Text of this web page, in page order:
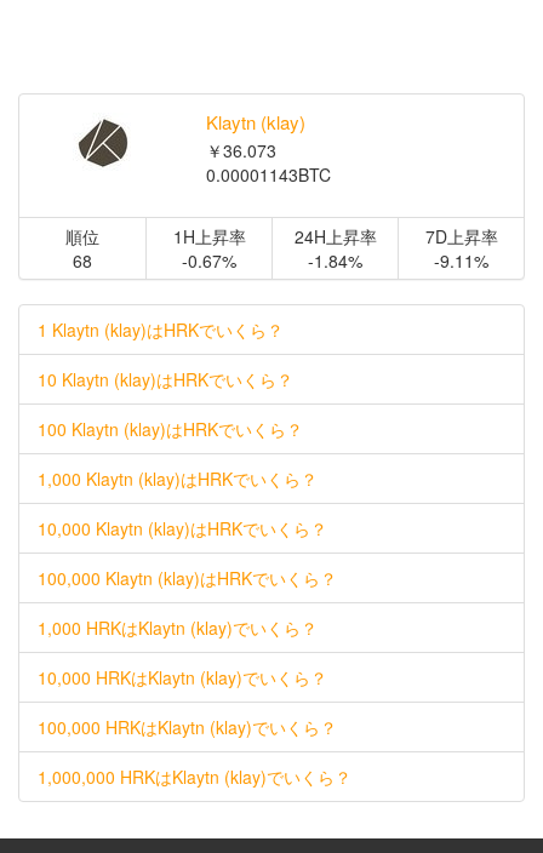
Klaytn (klay)
￥36.073
0.00001143BTC
順位
68
1H上昇率
-0.67%
24H上昇率
-1.84%
7D上昇率
-9.11%
1 Klaytn (klay)はHRKでいくら？
10 Klaytn (klay)はHRKでいくら？
100 Klaytn (klay)はHRKでいくら？
1,000 Klaytn (klay)はHRKでいくら？
10,000 Klaytn (klay)はHRKでいくら？
100,000 Klaytn (klay)はHRKでいくら？
1,000 HRKはKlaytn (klay)でいくら？
10,000 HRKはKlaytn (klay)でいくら？
100,000 HRKはKlaytn (klay)でいくら？
1,000,000 HRKはKlaytn (klay)でいくら？